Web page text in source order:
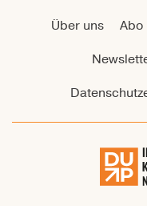
Über uns Abo